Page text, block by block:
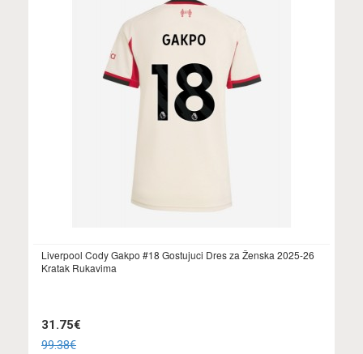
Liverpool Cody Gakpo #18 Gostujuci Dres za Ženska 2025-26
Kratak Rukavima
31.75€
99.38€